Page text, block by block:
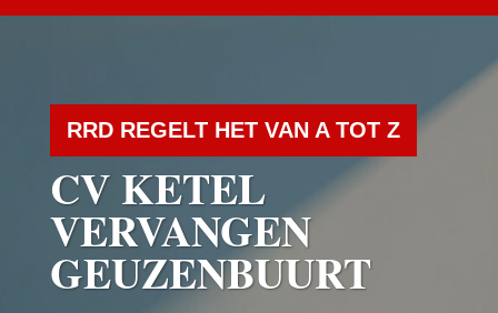
RRD REGELT HET VAN A TOT Z
CV KETEL
VERVANGEN
GEUZENBUURT